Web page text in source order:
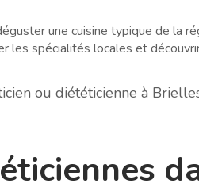
une cuisine typique de la
les spécialités locales et
ou diététicienne à